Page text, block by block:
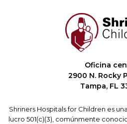
Oficina
2900 N. Rocky
Tampa, FL
Shriners Hospitals for Children es
lucro 501(c)(3), comúnmente